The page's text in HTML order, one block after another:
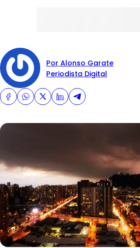
Por Alonso Garate
Periodista Digital